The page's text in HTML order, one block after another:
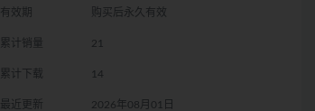
有效期 购买后永久有效
累计销量 21
累计下载 14
最近更新 2026年08月01日